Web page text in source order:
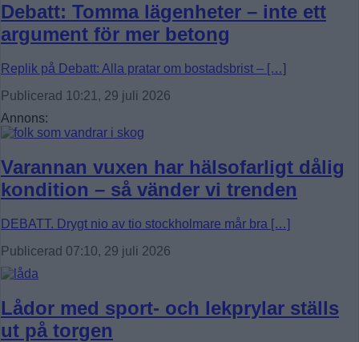
Debatt: Tomma lägenheter – inte ett
argument för mer betong
Replik på Debatt: Alla pratar om bostadsbrist – […]
Publicerad 10:21, 29 juli 2026
Annons:
Varannan vuxen har hälsofarligt dålig
kondition – så vänder vi trenden
DEBATT. Drygt nio av tio stockholmare mår bra […]
Publicerad 07:10, 29 juli 2026
Lådor med sport- och lekprylar ställs
ut på torgen